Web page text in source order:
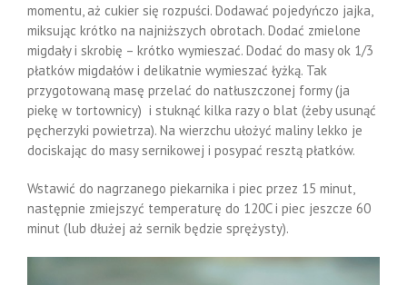
momentu, aż cukier się rozpuści. Dodawać pojedyńczo jajka,
miksując krótko na najniższych obrotach. Dodać zmielone
migdały i skrobię – krótko wymieszać. Dodać do masy ok 1/3
płatków migdałów i delikatnie wymieszać łyżką. Tak
przygotowaną masę przelać do natłuszczonej formy (ja
piekę w tortownicy) i stuknąć kilka razy o blat (żeby usunąć
pęcherzyki powietrza). Na wierzchu ułożyć maliny lekko je
dociskając do masy sernikowej i posypać resztą płatków.
Wstawić do nagrzanego piekarnika i piec przez 15 minut,
następnie zmiejszyć temperaturę do 120C i piec jeszcze 60
minut (lub dłużej aż sernik będzie sprężysty).